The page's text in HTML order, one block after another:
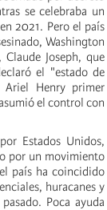
se celebraba un
2021. Pero el país
Washington
Joseph, que
el "estado de
Henry primer
el control con
Estados Unidos,
por un movimiento
país ha coincidido
huracanes y
Poca ayuda